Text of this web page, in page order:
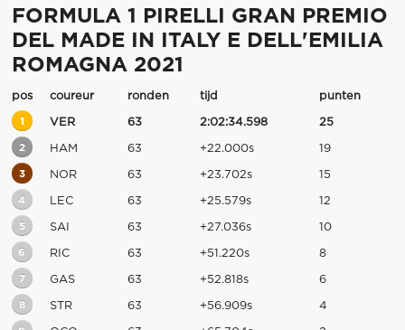
FORMULA 1 PIRELLI GRAN PREMIO
DEL MADE IN ITALY E DELL'EMILIA
ROMAGNA 2021
pos coureur ronden tijd punten
1 VER 63 2:02:34.598 25
2 HAM 63 +22.000s 19
3 NOR 63 +23.702s 15
4 LEC 63 +25.579s 12
5 SAI 63 +27.036s 10
6 RIC 63 +51.220s 8
7 GAS 63 +52.818s 6
8 STR 63 +56.909s 4